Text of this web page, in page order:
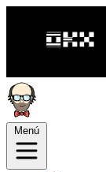
Menú